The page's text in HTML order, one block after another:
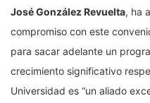
José González Revuelta, ha
compromiso con este
para sacar adelante un
crecimiento significativo
Universidad es “un aliado